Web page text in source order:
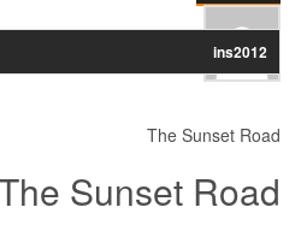
ins2012
The Sunset Road
The Sunset Road